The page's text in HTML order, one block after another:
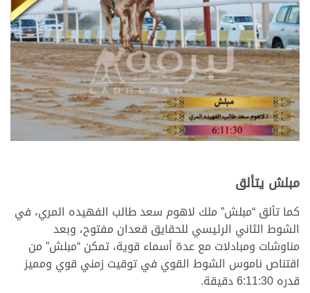
مبلش يتألق
كما تألق “مبلش” ملك لاهوم سعد طالب الفهيده المري، في
الشوط الثاني الرئيسي للحقايق قعدان مفتوح، وبعد
مناوشات ومبادلات مع عدة أسماء قوية، تمكن “مبلش” من
اقتناص ناموس الشوط القوي في توقيت زمني قوي ومميز
قدره 6:11:30 دقيقة.